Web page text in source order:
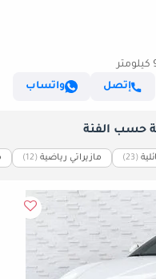
إتصل
واتساب
حسب الفئة
(23) مازيراتي رياضية (12)